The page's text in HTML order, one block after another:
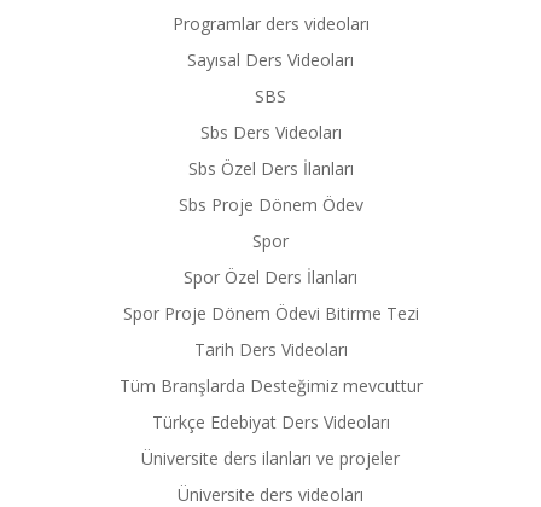
Programlar ders videoları
Sayısal Ders Videoları
SBS
Sbs Ders Videoları
Sbs Özel Ders İlanları
Sbs Proje Dönem Ödev
Spor
Spor Özel Ders İlanları
Spor Proje Dönem Ödevi Bitirme Tezi
Tarih Ders Videoları
Tüm Branşlarda Desteğimiz mevcuttur
Türkçe Edebiyat Ders Videoları
Üniversite ders ilanları ve projeler
Üniversite ders videoları